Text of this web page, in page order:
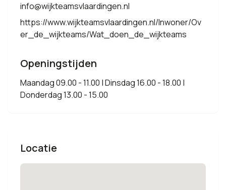
info@wijkteamsvlaardingen.nl
https://www.wijkteamsvlaardingen.nl/Inwoner/Ov
er_de_wijkteams/Wat_doen_de_wijkteams
Openingstijden
Maandag 09.00 - 11.00 | Dinsdag 16.00 - 18.00 |
Donderdag 13.00 - 15.00
Locatie